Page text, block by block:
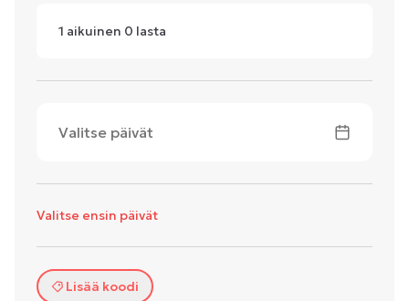
1 aikuinen 0 lasta
Valitse päivät
Valitse ensin päivät
Lisää koodi